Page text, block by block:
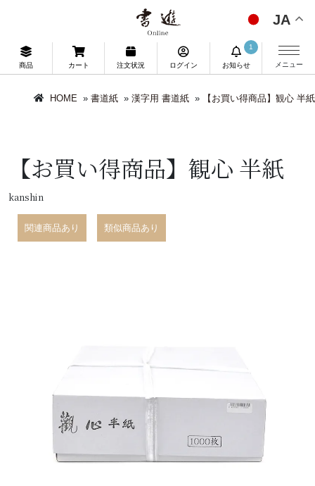
JA
商品 カート 注文状況 ログイン お知らせ
1
メニュー
HOME » 書道紙 » 漢字用 書道紙 » 【お買い得商品】観心 半紙
【お買い得商品】観心 半紙
kanshin
関連商品あり 類似商品あり